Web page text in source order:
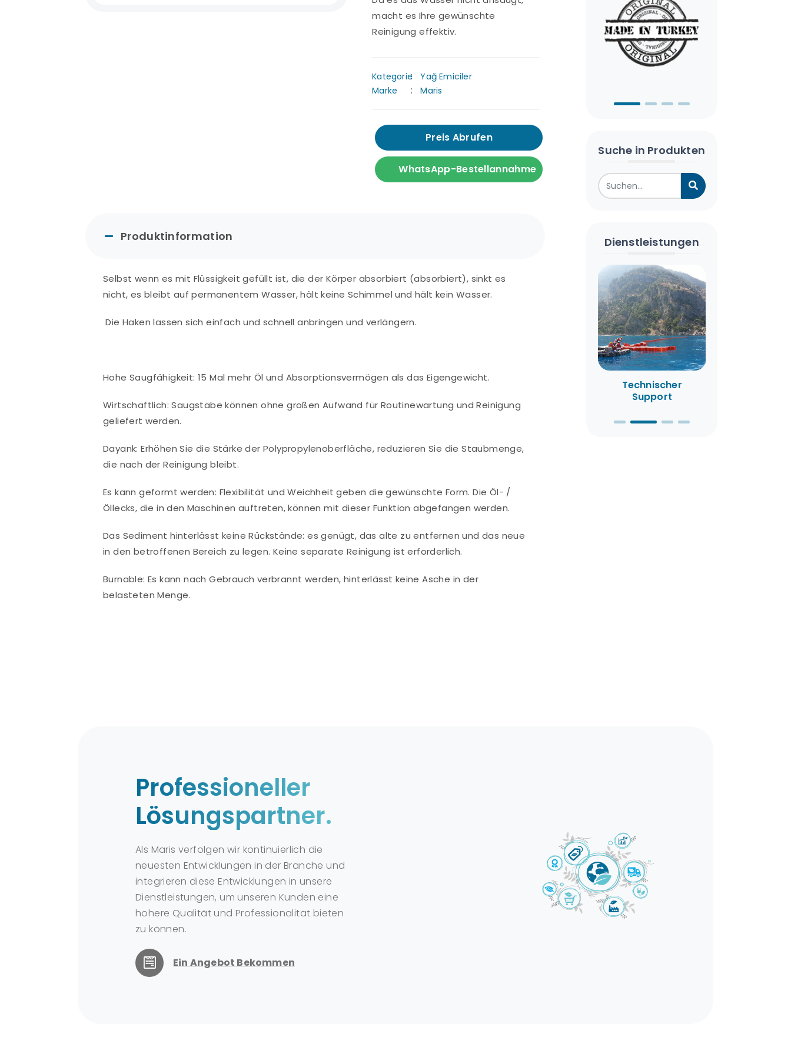
macht es Ihre gewünschte
Reinigung effektiv.
Kategorie
Yağ Emiciler
Marke
Maris
Preis Abrufen
WhatsApp-Bestellannahme
Produktinformation
Selbst wenn es mit Flüssigkeit gefüllt ist, die der Körper absorbiert (absorbiert), sinkt es
nicht, es bleibt auf permanentem Wasser, hält keine Schimmel und hält kein Wasser.
Die Haken lassen sich einfach und schnell anbringen und verlängern.
Hohe Saugfähigkeit: 15 Mal mehr Öl und Absorptionsvermögen als das Eigengewicht.
Wirtschaftlich: Saugstäbe können ohne großen Aufwand für Routinewartung und Reinigung
geliefert werden.
Dayank: Erhöhen Sie die Stärke der Polypropylenoberfläche, reduzieren Sie die Staubmenge,
die nach der Reinigung bleibt.
Es kann geformt werden: Flexibilität und Weichheit geben die gewünschte Form. Die Öl- /
Öllecks, die in den Maschinen auftreten, können mit dieser Funktion abgefangen werden.
Das Sediment hinterlässt keine Rückstände: es genügt, das alte zu entfernen und das neue
in den betroffenen Bereich zu legen. Keine separate Reinigung ist erforderlich.
Burnable: Es kann nach Gebrauch verbrannt werden, hinterlässt keine Asche in der
belasteten Menge.
Suche in Produkten
Dienstleistungen
Mietservice Umweltberatung
Technischer
Support
Professioneller
Lösungspartner.
Als Maris verfolgen wir kontinuierlich die
neuesten Entwicklungen in der Branche und
integrieren diese Entwicklungen in unsere
Dienstleistungen, um unseren Kunden eine
höhere Qualität und Professionalität bieten
zu können.
Ein Angebot Bekommen